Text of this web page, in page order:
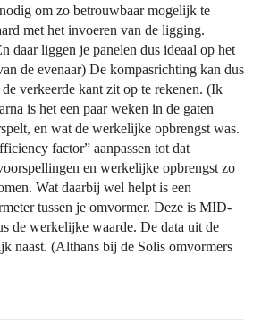
om zo betrouwbaar mogelijk te
met het invoeren van de ligging.
daar liggen je panelen dus ideaal op het
de evenaar) De kompasrichting kan dus
verkeerde kant zit op te rekenen. (Ik
is het een paar weken in de gaten
en wat de werkelijke opbrengst was.
factor” aanpassen tot dat
en werkelijke opbrengst zo
Wat daarbij wel helpt is een
tussen je omvormer. Deze is MID-
de werkelijke waarde. De data uit de
naast. (Althans bij de Solis omvormers